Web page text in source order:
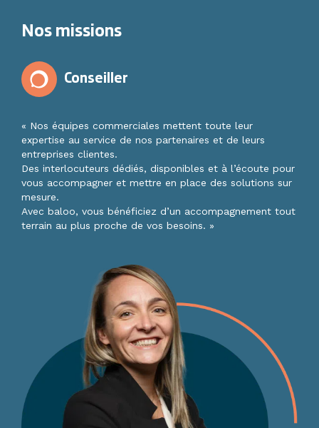
Nos missions
Conseiller
« Nos équipes commerciales mettent toute leur
expertise au service de nos partenaires et de leurs
entreprises clientes.
Des interlocuteurs dédiés, disponibles et à l’écoute pour
vous accompagner et mettre en place des solutions sur
mesure.
Avec baloo, vous bénéficiez d’un accompagnement tout
terrain au plus proche de vos besoins. »